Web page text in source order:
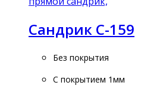
Сандрик С-159
Без покрытия
С покрытием 1мм